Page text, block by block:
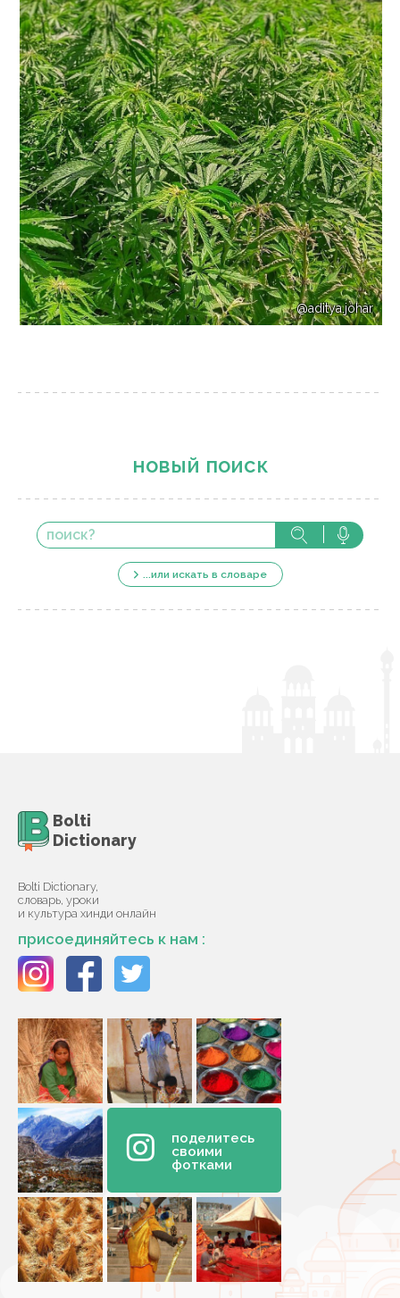
@aditya.johar
новый поиск
...или искать в словаре
Bolti
Dictionary
Bolti Dictionary,
словарь, уроки
и культура хинди онлайн
присоединяйтесь к нам :
поделитесь
своими
фотками